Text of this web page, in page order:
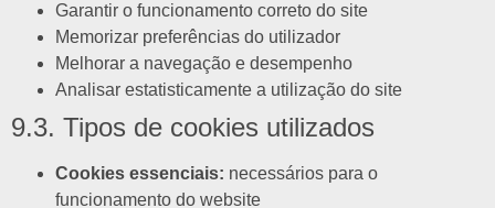
Garantir o funcionamento correto do site
Memorizar preferências do utilizador
Melhorar a navegação e desempenho
Analisar estatisticamente a utilização do site
9.3. Tipos de cookies utilizados
Cookies essenciais: necessários para o
funcionamento do website